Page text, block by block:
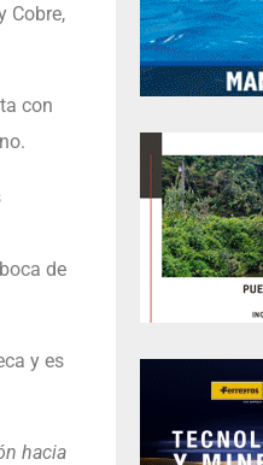
Cobre,
con
de
y es
hacia